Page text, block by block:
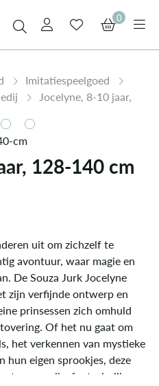
0
Imitatiespeelgoed
Jocelyne, 8-10 jaar,
128-140 cm
uit om zichzelf te
avontuur, waar magie en
De Souza Jurk Jocelyne
zijn verfijnde ontwerp en
prinsessen zich omhuld
Of het nu gaat om
het verkennen van mystieke
hun eigen sprookjes, deze
toe aan elke fantasierijke